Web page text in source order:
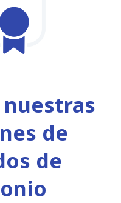
nuestras
de
de